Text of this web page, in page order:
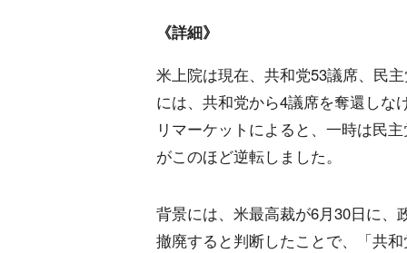
《詳細》
米上院は現在、共和党53議席、民
には、共和党から4議席を奪還しな
リマーケットによると、一時は民
がこのほど逆転しました。
背景には、米最高裁が6月30日に
撤廃すると判断したことで、「共